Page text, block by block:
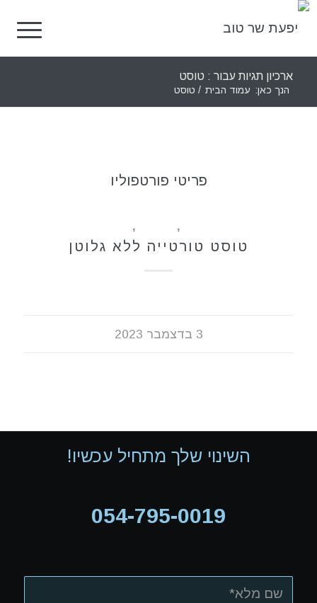
ארכיון תגיות עבור : טוסט
הנך כאן: עמוד הבית / טוסט
פריטי פורטפוליו
,
,
טוסט טורטייה ללא גלוטן
3 בדצמבר 2023
השינוי שלך מתחיל עכשיו!
054-795-0019